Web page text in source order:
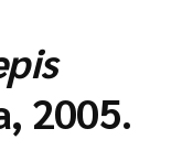
2005.